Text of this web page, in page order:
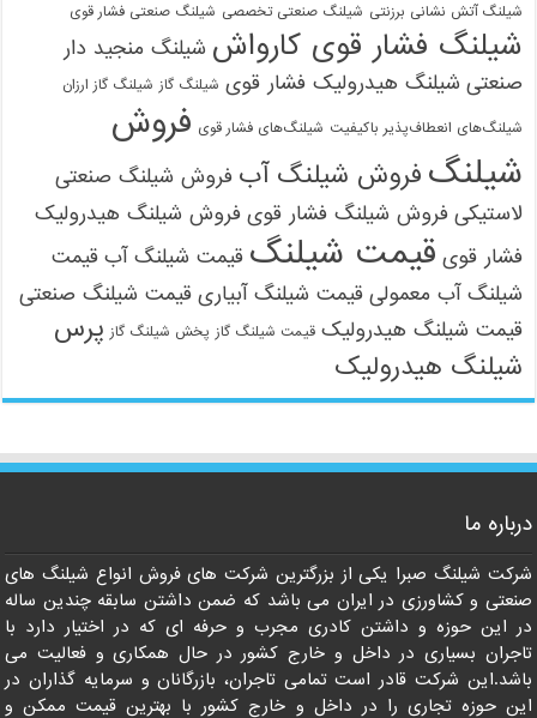
شیلنگ آتش نشانی برزنتی شیلنگ صنعتی تخصصی شیلنگ صنعتی فشار قوی
شیلنگ فشار قوی کارواش شیلنگ منجید دار
صنعتی شیلنگ هیدرولیک فشار قوی شیلنگ گاز شیلنگ گاز ارزان
شیلنگ‌های انعطاف‌پذیر باکیفیت شیلنگ‌های فشار قوی فروش
شیلنگ فروش شیلنگ آب فروش شیلنگ صنعتی
لاستیکی فروش شیلنگ فشار قوی فروش شیلنگ هیدرولیک
فشار قوی قیمت شیلنگ قیمت شیلنگ آب قیمت
شیلنگ آب معمولی قیمت شیلنگ آبیاری قیمت شیلنگ صنعتی
قیمت شیلنگ هیدرولیک قیمت شیلنگ گاز پخش شیلنگ گاز پرس
شیلنگ هیدرولیک
درباره ما
شرکت شیلنگ صبرا یکی از بزرگترین شرکت های فروش انواع شیلنگ های
صنعتی و کشاورزی در ایران می باشد که ضمن داشتن سابقه چندین ساله
در این حوزه و داشتن کادری مجرب و حرفه ای که در اختیار دارد با
تاجران بسیاری در داخل و خارج کشور در حال همکاری و فعالیت می
باشد.این شرکت قادر است تمامی تاجران، بازرگانان و سرمایه گذاران در
این حوزه تجاری را در داخل و خارج کشور با بهترین قیمت ممکن و